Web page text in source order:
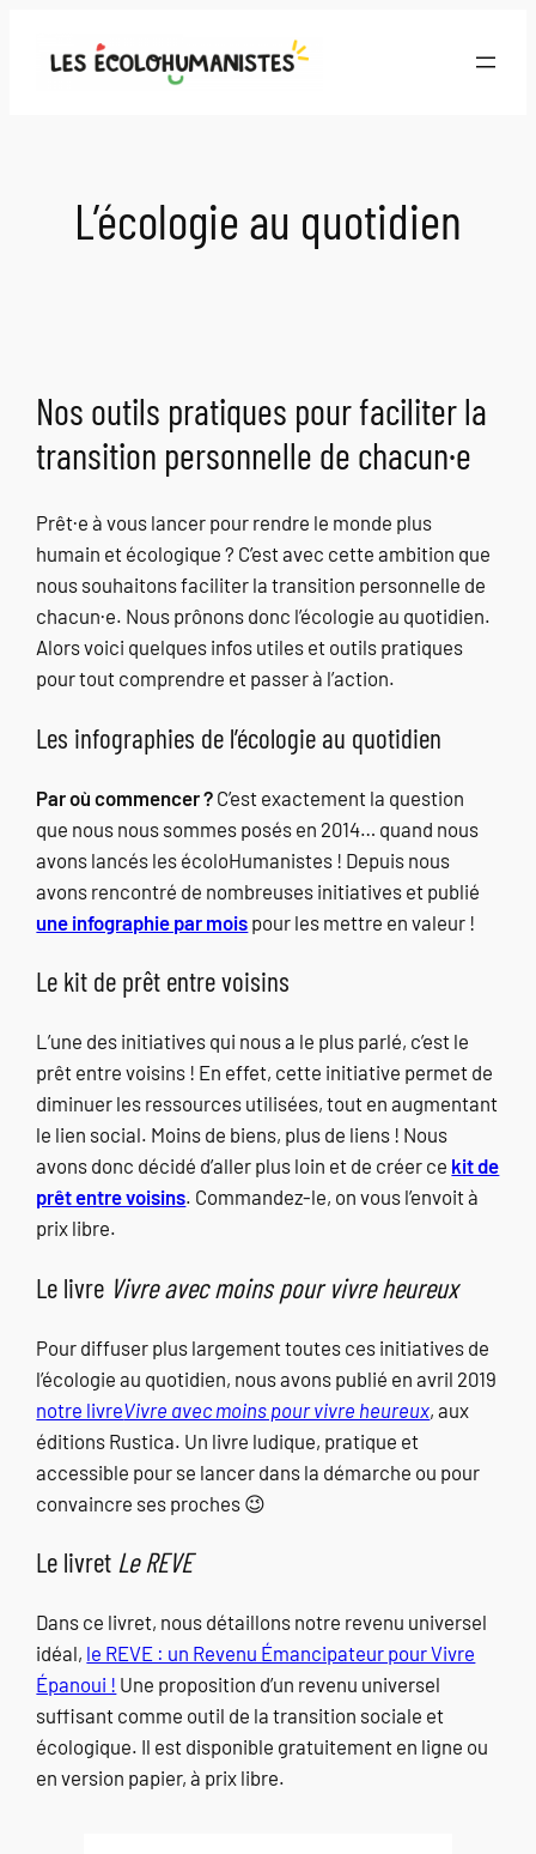
L’écologie au quotidien
Nos outils pratiques pour faciliter la
transition personnelle de chacun·e
Prêt·e à vous lancer pour rendre le monde plus
humain et écologique ? C’est avec cette ambition que
nous souhaitons faciliter la transition personnelle de
chacun·e. Nous prônons donc l’écologie au quotidien.
Alors voici quelques infos utiles et outils pratiques
pour tout comprendre et passer à l’action.
Les infographies de l’écologie au quotidien
Par où commencer ? C’est exactement la question
que nous nous sommes posés en 2014… quand nous
avons lancés les écoloHumanistes ! Depuis nous
avons rencontré de nombreuses initiatives et publié
une infographie par mois pour les mettre en valeur !
Le kit de prêt entre voisins
L’une des initiatives qui nous a le plus parlé, c’est le
prêt entre voisins ! En effet, cette initiative permet de
diminuer les ressources utilisées, tout en augmentant
le lien social. Moins de biens, plus de liens ! Nous
avons donc décidé d’aller plus loin et de créer ce kit de
prêt entre voisins. Commandez-le, on vous l’envoit à
prix libre.
Le livre Vivre avec moins pour vivre heureux
Pour diffuser plus largement toutes ces initiatives de
l’écologie au quotidien, nous avons publié en avril 2019
notre livreVivre avec moins pour vivre heureux, aux
éditions Rustica. Un livre ludique, pratique et
accessible pour se lancer dans la démarche ou pour
convaincre ses proches 😉
Le livret Le REVE
Dans ce livret, nous détaillons notre revenu universel
idéal, le REVE : un Revenu Émancipateur pour Vivre
Épanoui ! Une proposition d’un revenu universel
suffisant comme outil de la transition sociale et
écologique. Il est disponible gratuitement en ligne ou
en version papier, à prix libre.